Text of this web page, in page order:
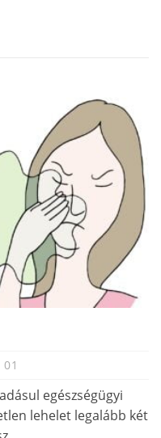
egészségügyi
lehelet legalább két